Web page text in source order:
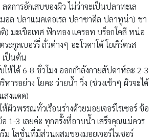
การอักเสบของผิว ไม่ว่าจะเป็นปลาทะเล
อล ปลาแมคเคอเรล ปลาซาดีล ปลาทูน่า) ชา
ติ) มะเขือเทศ ฟักทอง แครอท บร็อกโคลี หน่อ
ะกูลเบอร์รี่ ถั่วต่างๆ อะโวคาโด้ โยเกิร์ตรส
เป็นต้น
ได้ 6-8 ชั่วโมง ออกกำลังกายสัปดาห์ละ 2-3
ารอย่าง โยคะ ว่ายน้ำ วิ่ง (ช่วงเช้าๆ ผิวจะได้
สงแดด)
ผิวพรรณทั่วเรือนร่างด้วยมอยเจอร์ไรเซอร์ ข้อ
1-3 เลยค่ะ ทุกครั้งที่อาบน้ำ เสร็จคุณแม่ควร
ม โลชั่นที่มีส่วนผสมของมอยเจอร์ไรเซอร์